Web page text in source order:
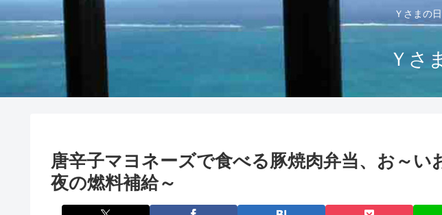
Ｙさまの
Ｙさ
唐辛子マヨネーズで食べる豚焼肉弁当、お～い
夜の燃料補給～